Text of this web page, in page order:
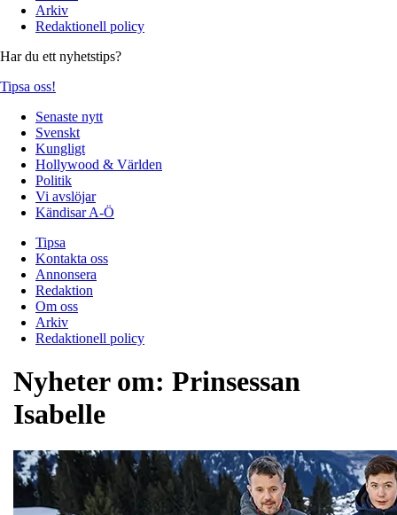
Arkiv
Redaktionell policy
Har du ett nyhetstips?
Tipsa oss!
Senaste nytt
Svenskt
Kungligt
Hollywood & Världen
Politik
Vi avslöjar
Kändisar A-Ö
Tipsa
Kontakta oss
Annonsera
Redaktion
Om oss
Arkiv
Redaktionell policy
Nyheter om: Prinsessan
Isabelle